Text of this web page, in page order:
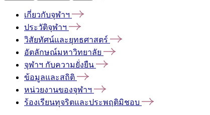
เกี่ยวกับจุฬาฯ
ประวัติจุฬาฯ
วิสัยทัศน์และยุทธศาสตร์
อัตลักษณ์มหาวิทยาลัย
จุฬาฯ กับความยั่งยืน
ข้อมูลและสถิติ
หน่วยงานของจุฬาฯ
ร้องเรียนทุจริตและประพฤติมิชอบ